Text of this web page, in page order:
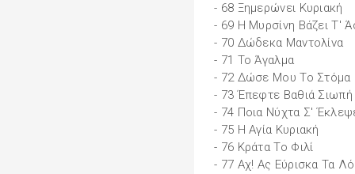
- 68 Ξημερώνει Κυριακή
- 69 Η Μυρσίνη Βάζει Τ'
- 70 Δώδεκα Μαντολίνα
- 71 Το Άγαλμα
- 72 Δώσε Μου Το Στόμα
- 73 Έπεφτε Βαθιά Σιωπή
- 74 Ποια Νύχτα Σ'
- 75 Η Αγία Κυριακή
- 76 Κράτα Το Φιλί
- 77 Αχ! Ας Εύρισκα Τα